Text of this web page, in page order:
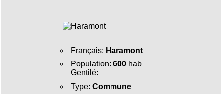
Français: Haramont
Population: 600hab
Gentilé:
Type: Commune